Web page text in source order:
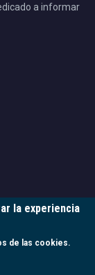
a informar
la experiencia
de las cookies.